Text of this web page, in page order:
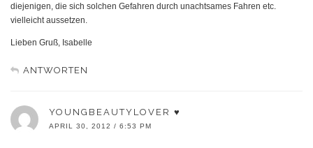
diejenigen, die sich solchen Gefahren durch unachtsames Fahren etc.
vielleicht aussetzen.
Lieben Gruß, Isabelle
ANTWORTEN
YOUNGBEAUTYLOVER ♥
APRIL 30, 2012 / 6:53 PM